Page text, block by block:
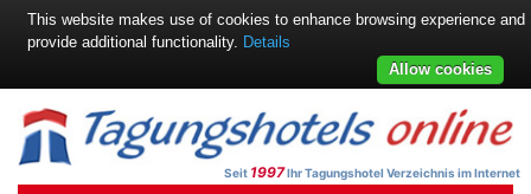
Seit 1997Ihr Tagungshotel Verzeichnis im Internet
This website makes use of cookies to enhance browsing experience and
provide additional functionality. Details
Allow cookies